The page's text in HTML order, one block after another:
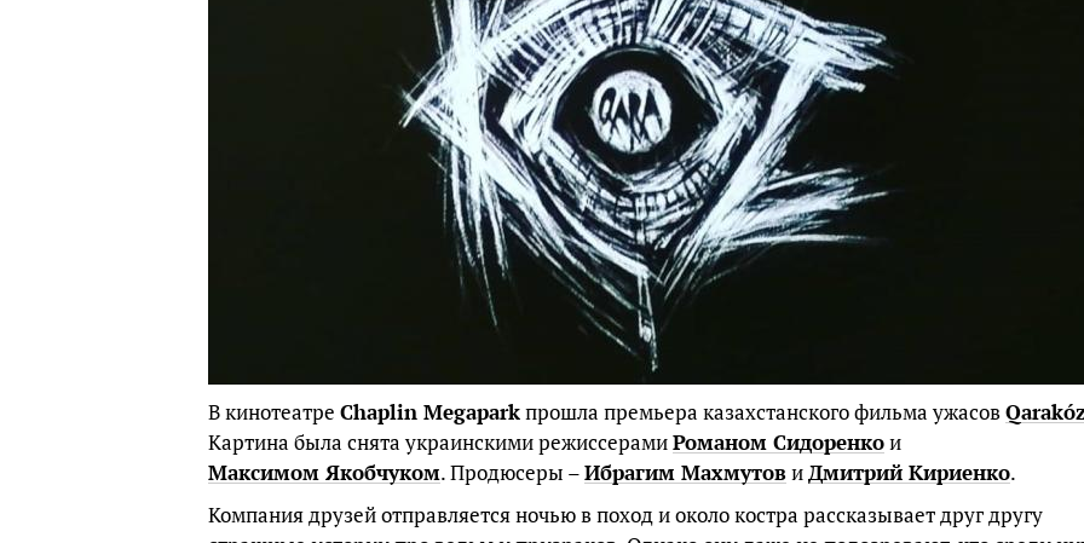
В кинотеатре Chaplin Megaparkпрошла премьера казахстанского фильма ужасов
Картина была снята украинскими режиссерамиРоманом Сидоренкои
Максимом Якобчуком. Продюсеры –Ибрагим МахмутовиДмитрий Кириенко.
Компания друзей отправляется ночью в поход и около костра рассказывает друг другу